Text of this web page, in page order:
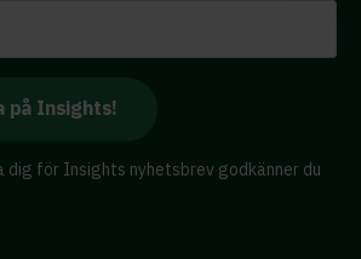
för Insights nyhetsbrev godkänner du